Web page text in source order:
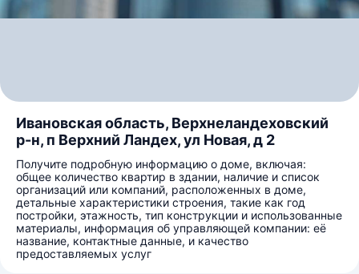
Ивановская область, Верхнеландеховский
р-н, п Верхний Ландех, ул Новая, д 2
Получите подробную информацию о доме, включая:
общее количество квартир в здании, наличие и список
организаций или компаний, расположенных в доме,
детальные характеристики строения, такие как год
постройки, этажность, тип конструкции и использованные
материалы, информация об управляющей компании: её
название, контактные данные, и качество
предоставляемых услуг